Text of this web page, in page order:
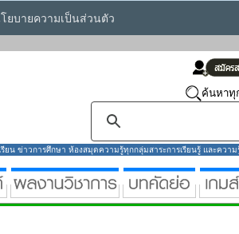
ยบายความเป็นส่วนตัว
ค้นหาทุ
น ข่าวการศึกษา ห้องสมุดความรู้ทุกกลุ่มสาระการเรียนรู้ และควา